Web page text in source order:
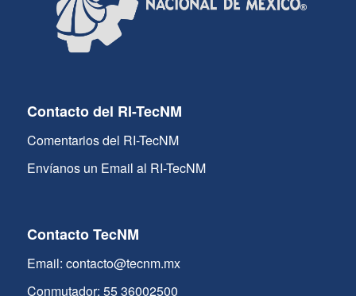
Contacto del RI-TecNM
Comentarios del RI-TecNM
Envíanos un Email al RI-TecNM
Contacto TecNM
Email: contacto@tecnm.mx
Conmutador: 55 36002500